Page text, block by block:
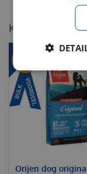
KIJK OOK EENS
Orijen dog